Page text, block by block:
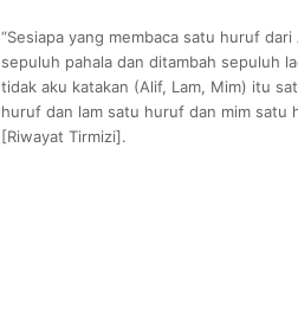
“Sesiapa yang membaca satu huruf
sepuluh pahala dan ditambah sepuluh
tidak aku katakan (Alif, Lam, Mim) itu
huruf dan lam satu huruf dan mim satu
[Riwayat Tirmizi].